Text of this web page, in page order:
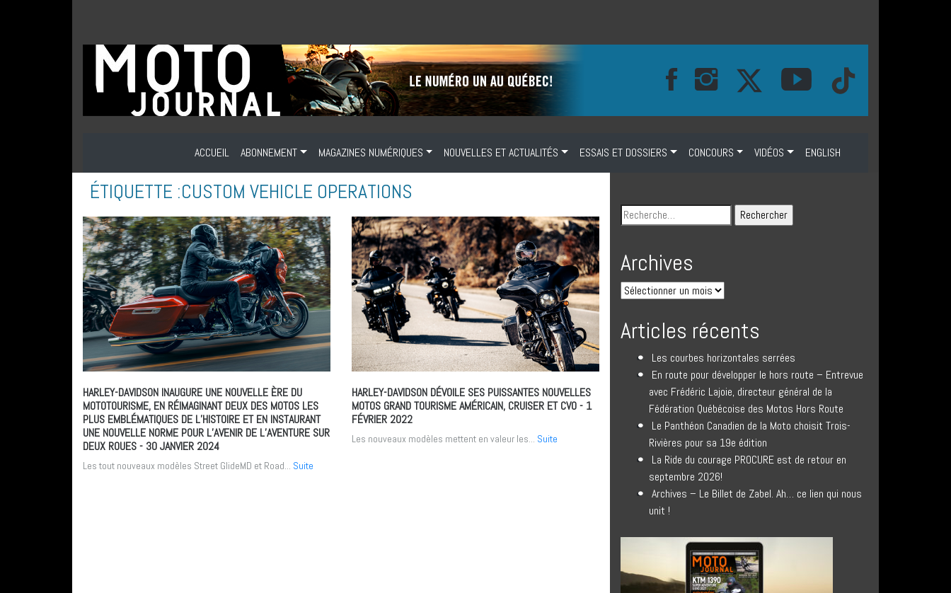
ACCUEIL ABONNEMENT MAGAZINES NUMÉRIQUES NOUVELLES ET ACTUALITÉS ESSAIS ET DOSSIERS CONCOURS VIDÉOS ENGLISH
ÉTIQUETTE :CUSTOM VEHICLE OPERATIONS
HARLEY-DAVIDSON INAUGURE UNE NOUVELLE ÈRE DU
MOTOTOURISME, EN RÉIMAGINANT DEUX DES MOTOS LES
PLUS EMBLÉMATIQUES DE L’HISTOIRE ET EN INSTAURANT
UNE NOUVELLE NORME POUR L’AVENIR DE L’AVENTURE SUR
DEUX ROUES- 30 JANVIER 2024
Les tout nouveaux modèles Street GlideMD et Road... Suite
HARLEY-DAVIDSON DÉVOILE SES PUISSANTES NOUVELLES
MOTOS GRAND TOURISME AMÉRICAIN, CRUISER ET CVO- 1
FÉVRIER 2022
Les nouveaux modèles mettent en valeur les... Suite
Archives
Articles récents
Les courbes horizontales serrées
En route pour développer le hors route – Entrevue
avec Frédéric Lajoie, directeur général de la
Fédération Québécoise des Motos Hors Route
Le Panthéon Canadien de la Moto choisit Trois-
Rivières pour sa 19e édition
La Ride du courage PROCURE est de retour en
septembre 2026!
Archives – Le Billet de Zabel. Ah… ce lien qui nous
unit !